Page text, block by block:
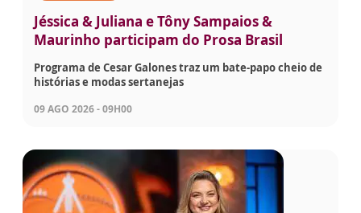
Jéssica & Juliana e Tôny Sampaios &
Maurinho participam do Prosa Brasil
Programa de Cesar Galones traz um bate-papo cheio de
histórias e modas sertanejas
09 AGO 2026 - 09H00